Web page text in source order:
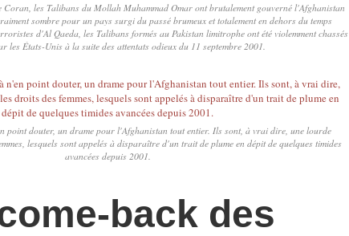
Coran, les Talibans du Mollah Muhammad Omar ont brutalement gouverné l'Afghanistan
sombre pour un pays surgi du passé brumeux et totalement en dehors du temps
d'Al Qaeda, les Talibans formés au Pakistan limitrophe ont été violemment chassés
les États-Unis à la suite des attentats odieux du 11 septembre 2001.
point douter, un drame pour l'Afghanistan tout entier. Ils sont, à vrai dire, une lourde
lesquels sont appelés à disparaître d'un trait de plume en dépit de quelques timides
avancées depuis 2001.
back des